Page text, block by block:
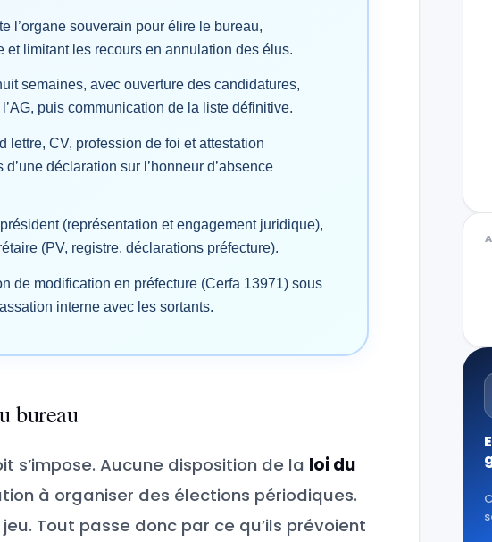
l’organe souverain pour élire le bureau,
limitant les recours en annulation des élus.
semaines, avec ouverture des candidatures,
puis communication de la liste définitive.
lettre, CV, profession de foi et attestation
déclaration sur l’honneur d’absence
(représentation et engagement juridique),
(PV, registre, déclarations préfecture).
de modification en préfecture (Cerfa 13971) sous
interne avec les sortants.
bureau
s’impose. Aucune disposition de la loi du
à organiser des élections périodiques.
Tout passe donc par ce qu’ils prévoient